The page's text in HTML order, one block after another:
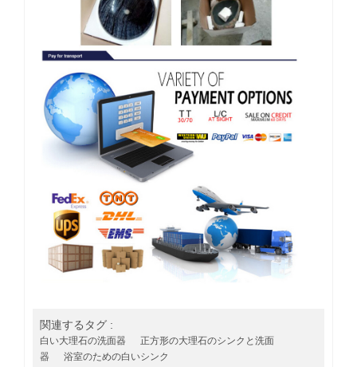
関連するタグ :
白い大理石の洗面器
正方形の大理石のシンクと洗面
器
浴室のための白いシンク